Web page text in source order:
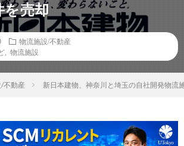
を売却
物流施設/不動産
物流施設
不動産 新日本建物、神奈川と埼玉の自社開発物流